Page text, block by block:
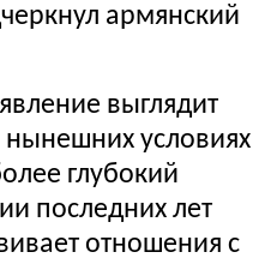
армянский
выглядит
условиях
глубокий
последних лет
отношения с